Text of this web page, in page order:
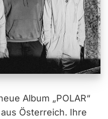
Album „POLAR“
Österreich. Ihre